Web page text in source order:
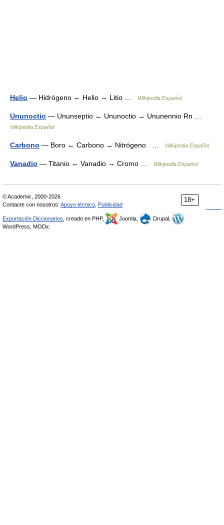
Helio — Hidrógeno ← Helio → Litio … Wikipedia Español
Ununoctio — Ununseptio ← Ununoctio → Ununennio Rn …
Wikipedia Español
Carbono — Boro ← Carbono → Nitrógeno … Wikipedia Español
Vanadio — Titanio ← Vanadio → Cromo … Wikipedia Español
18+
© Academic, 2000-2026
Contacte con nosotros: Apoyo técnico Publicidad
Exportación Diccionarios , creado en PHP, Joomla,
Drupal,
WordPress, MODx.